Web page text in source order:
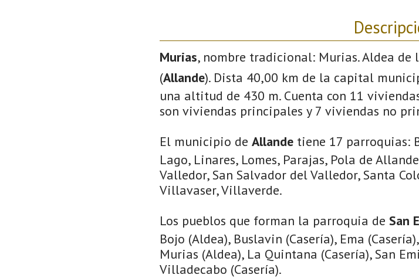
Murias, nombre tradicional: Murias. Aldea de
(Allande). Dista 40,00 km de la capital
una altitud de 430 m. Cuenta con 11
son viviendas principales y 7 viviendas no
El municipio de Allande tiene 17 parroquias:
Lago, Linares, Lomes, Parajas, Pola de
Valledor, San Salvador del Valledor, Santa
Villavaser, Villaverde.
Los pueblos que forman la parroquia de San
Bojo (Aldea), Buslavin (Casería), Ema
Murias (Aldea), La Quintana (Casería), San
Villadecabo (Casería).